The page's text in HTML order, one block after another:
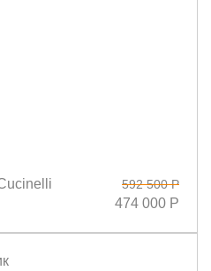
592 500 Р
474 000 Р